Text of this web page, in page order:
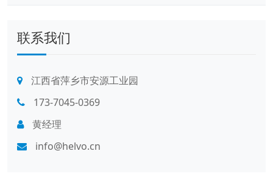
联系我们
江西省萍乡市安源工业园
173-7045-0369
黄经理
info@helvo.cn